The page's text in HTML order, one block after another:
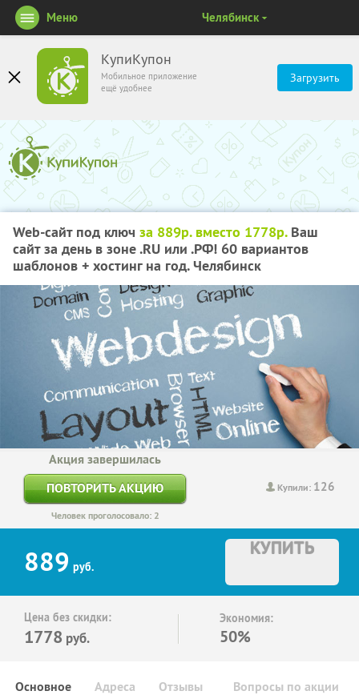
КупиКупон
Мобильное приложение
ещё удобнее
Загрузить
Меню Челябинск
Web-сайт под ключ за 889р. вместо 1778р.Ваш
сайт за день в зоне .RU или .РФ! 60 вариантов
шаблонов + хостинг на год. Челябинск
Купили: 126
Акция завершилась
ПОВТОРИТЬ АКЦИЮ
Человек проголосовало: 2
889 руб.
КУПИТЬ
Цена без скидки:
1778 руб.
Экономия:
50%
Основное Отзывы Вопросы по акции
Адреса